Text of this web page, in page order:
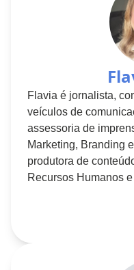
Flavia é jornalista,
veículos de
assessoria de
Marketing, Branding
produtora de
Recursos Humanos